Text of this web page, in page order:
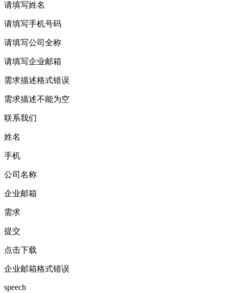
请填写姓名
请填写手机号码
请填写公司全称
请填写企业邮箱
需求描述格式错误
需求描述不能为空
联系我们
姓名
手机
公司名称
企业邮箱
需求
提交
点击下载
企业邮箱格式错误
speech